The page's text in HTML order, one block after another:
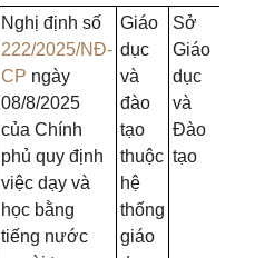
Nghị định số
222/2025/NĐ-
CP ngày
08/8/2025
của Chính
phủ quy định
việc dạy và
học bằng
tiếng nước
Giáo
dục
và
đào
tạo
thuộc
hệ
thống
giáo
Sở
Giáo
dục
và
Đào
tạo